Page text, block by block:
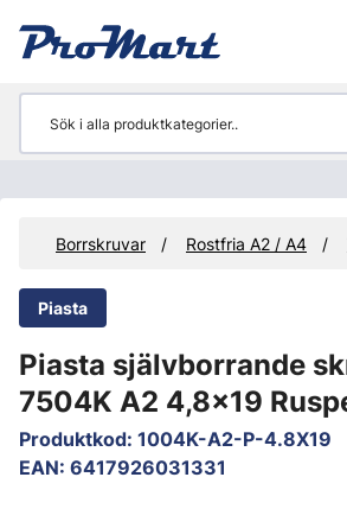
Borrskruvar Rostfria A2 / A4
Piasta
Piasta självborrande
7504K A2 4,8x19
Produktkod: 1004K-A2-P-4.8X19
EAN: 6417926031331